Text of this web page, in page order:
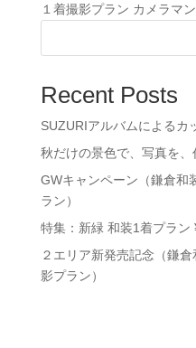
１着撮影プラン カメラマン
Recent Posts
SUZURIアルバムによるカ
秋だけの景色で、写真を、
GWキャンペーン（鎌倉和
ラン）
特集：新緑 和装1着プラン
２エリア新発売記念（鎌
影プラン）